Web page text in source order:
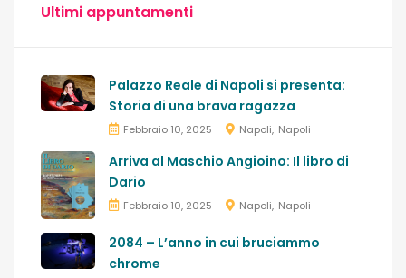
Ultimi appuntamenti
Palazzo Reale di Napoli si presenta:
Storia di una brava ragazza
Febbraio 10, 2025 Napoli Napoli
Arriva al Maschio Angioino: Il libro di
Dario
Febbraio 10, 2025 Napoli Napoli
2084 – L’anno in cui bruciammo
chrome